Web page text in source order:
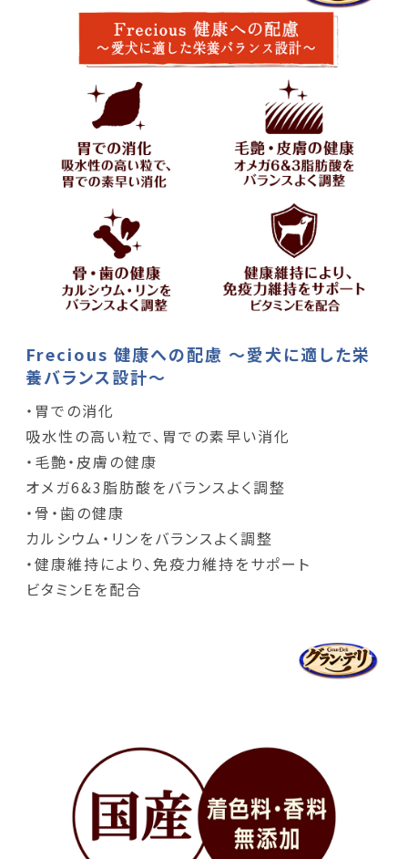
Frecious 健康への配慮 ～愛犬に適した栄
養バランス設計～
・胃での消化
吸水性の高い粒で、胃での素早い消化
・毛艶・皮膚の健康
オメガ6&3脂肪酸をバランスよく調整
・骨・歯の健康
カルシウム・リンをバランスよく調整
・健康維持により、免疫力維持をサポート
ビタミンEを配合